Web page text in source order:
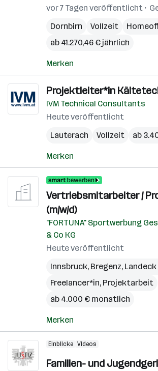
vor 7 Tagen veröffentlicht
Dornbirn
Vollzeit
ab 41.270,46 € jährlich
Merken
Projektleiter*in
IVM Technical Consultants
Heute veröffentlicht
Lauterach
Vollzeit ab
Merken
Vertriebsmitarbeiter /
(m/w/d)
"FORTUNA" Sportwerbung
& Co KG
Heute veröffentlicht
Innsbruck, Bregenz, Landeck
Freelancer*in, Projektarbeit
ab 4.000 € monatlich
Merken
Einblicke Videos
Familien- und